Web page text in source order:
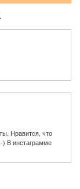
Нравится, что
) В инстаграмме